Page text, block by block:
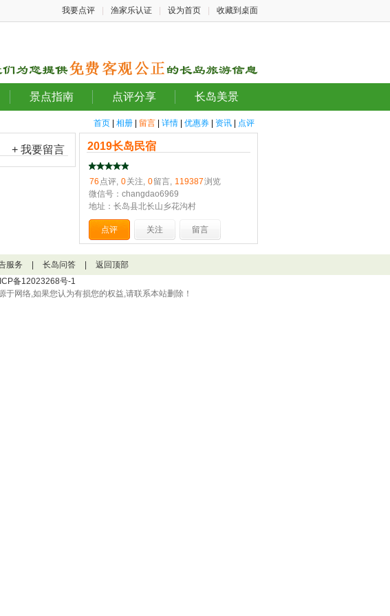
我要点评 渔家乐认证 设为首页 收藏到桌面
景点指南 点评分享 长岛美景
首页 相册 留言 详情 优惠券 资讯 点评
+ 我要留言 2019长岛民宿
76 点评, 0关注, 0留言, 119387浏览
微信号：changdao6969
地址：长岛县北长山乡花沟村
点评 关注 留言
服务 长岛问答
返回顶部
备12023268号-1
网络,如果您认为有损您的权益,请联系本站删除！